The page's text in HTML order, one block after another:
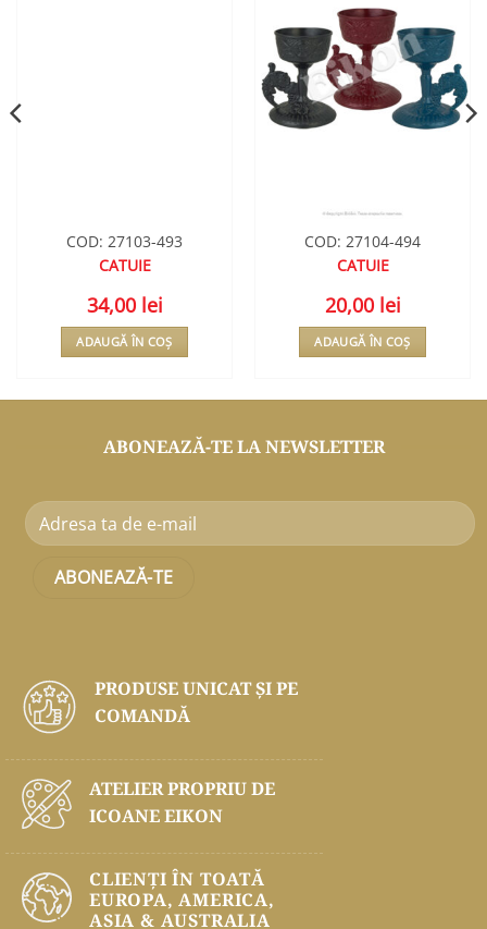
COD: 27103-493
CATUIE
34,00 lei
ADAUGĂ ÎN COȘ
COD: 27104-494
CATUIE
20,00 lei
ADAUGĂ ÎN COȘ
ABONEAZĂ-TE LA NEWSLETTER
PRODUSE UNICAT ŞI PE
COMANDĂ
ATELIER PROPRIU DE
ICOANE EIKON
CLIENȚI ÎN TOATĂ
EUROPA, AMERICA,
ASIA & AUSTRALIA